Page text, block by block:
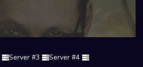
Server #3 Server #4